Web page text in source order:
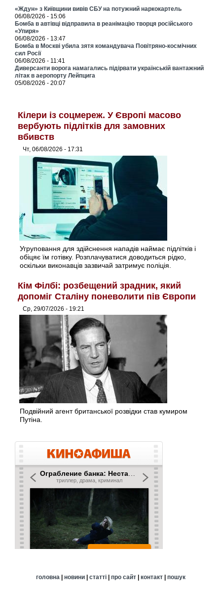
«Ждун» з Київщини вивів СБУ на потужний наркокартель
06/08/2026 - 15:06
Бомба в автівці відправила в реанімацію творця російського
«Упиря»
06/08/2026 - 13:47
Бомба в Москві убила зятя командувача Повітряно-космічних
сил Росії
06/08/2026 - 11:41
Диверсанти ворога намагались підірвати українській вантажний
літак в аеропорту Лейпцига
05/08/2026 - 20:07
Кілери із соцмереж. У Європі масово
вербують підлітків для замовних
вбивств
Чт, 06/08/2026 - 17:31
Угруповання для здійснення нападів наймає підлітків і
обіцяє їм готівку. Розплачуватися доводиться рідко,
оскільки виконавців зазвичай затримує поліція.
Кім Філбі: розбещений зрадник, який
допоміг Сталіну поневолити пів Європи
Ср, 29/07/2026 - 19:21
Подвійний агент британської розвідки став кумиром
Путіна.
головна| новини| статті| про сайт| контакт| пошук